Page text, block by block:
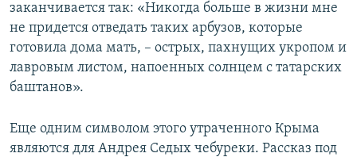
заканчивается так: «Никогда больше в жизни мне
не придется отведать таких арбузов, которые
готовила дома мать, – острых, пахнущих укропом и
лавровым листом, напоенных солнцем с татарских
баштанов».
Еще одним символом этого утраченного Крыма
являются для Андрея Седых чебуреки. Рассказ под